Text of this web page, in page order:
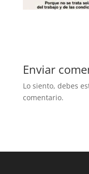
Enviar
Lo siento, debes
comentario.